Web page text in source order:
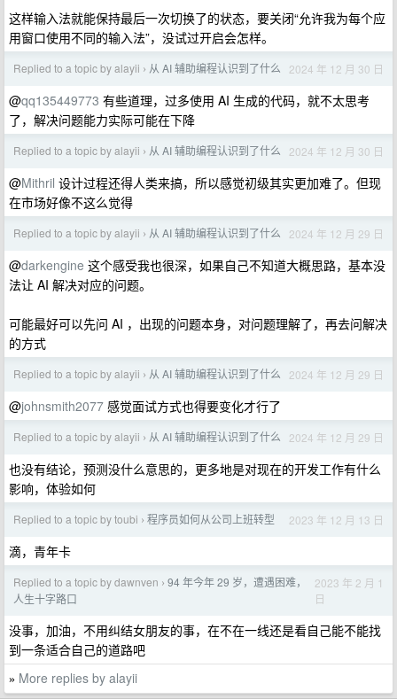
这样输入法就能保持最后一次切换了的状态，要关闭“允许我为每个应
用窗口使用不同的输入法”，没试过开启会怎样。
Replied to a topic by alayii › 从 AI 辅助编程认识到了什么 2024 年 12 月 30 日
@qq135449773 有些道理，过多使用 AI 生成的代码，就不太思考
了，解决问题能力实际可能在下降
Replied to a topic by alayii › 从 AI 辅助编程认识到了什么 2024 年 12 月 30 日
@Mithril 设计过程还得人类来搞，所以感觉初级其实更加难了。但现
在市场好像不这么觉得
Replied to a topic by alayii › 从 AI 辅助编程认识到了什么 2024 年 12 月 29 日
@darkengine 这个感受我也很深，如果自己不知道大概思路，基本没
法让 AI 解决对应的问题。
可能最好可以先问 AI ，出现的问题本身，对问题理解了，再去问解决
的方式
Replied to a topic by alayii › 从 AI 辅助编程认识到了什么 2024 年 12 月 29 日
@johnsmith2077 感觉面试方式也得要变化才行了
Replied to a topic by alayii › 从 AI 辅助编程认识到了什么 2024 年 12 月 29 日
也没有结论，预测没什么意思的，更多地是对现在的开发工作有什么
影响，体验如何
Replied to a topic by toubi › 程序员如何从公司上班转型 2023 年 12 月 13 日
滴，青年卡
Replied to a topic by dawnven › 94 年今年 29 岁，遭遇困难，
人生十字路口
2023 年 2 月 1
日
没事，加油，不用纠结女朋友的事，在不在一线还是看自己能不能找
到一条适合自己的道路吧
» More replies by alayii